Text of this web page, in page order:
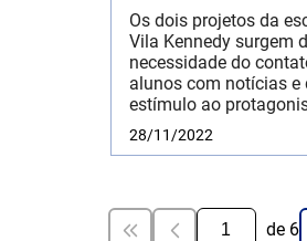
Os dois projetos da
Vila Kennedy surgem
necessidade do
alunos com notícias e
estímulo ao
28/11/2022
de 6